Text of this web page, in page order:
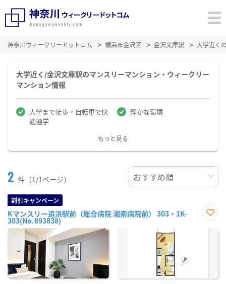
神奈川ウィークリードットコム 横浜市金沢区 金沢文庫駅 大学近く
大学近く/金沢文庫駅のマンスリーマンション・ウィークリー
マンション情報
大学まで徒歩・自転車で快
適通学
静かな環境
もっと見る
2 件（1/1ページ）
割引キャンペーン
Kマンスリー追浜駅前（総合病院 湘南病院前） 303・1K-
303(No.893838)
に入